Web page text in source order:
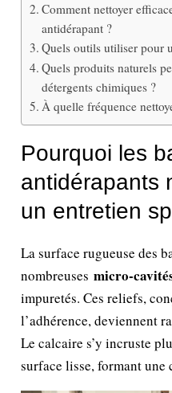
Comment nettoyer
antidérapant ?
Quels outils utiliser pour
Quels produits naturels
détergents chimiques ?
À quelle fréquence
Pourquoi les
antidérapants
un entretien
La surface rugueuse des
nombreusesmicro-
impuretés. Ces reliefs,
l’adhérence, deviennent
Le calcaire s’y incruste
surface lisse, formant une